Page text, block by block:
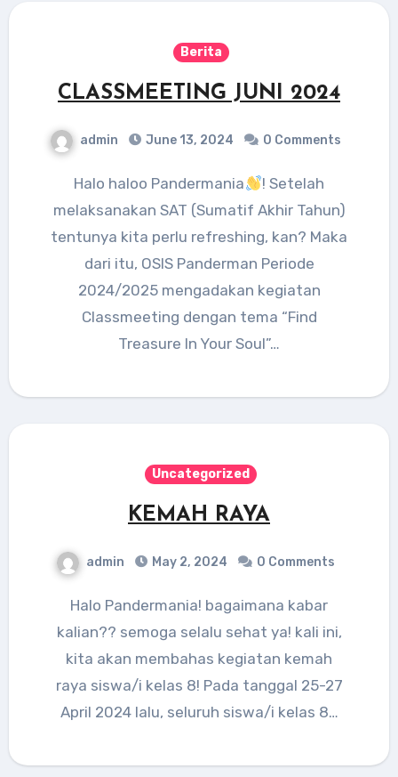
Berita
CLASSMEETING JUNI 2024
admin June 13, 2024 0 Comments
Halo haloo Pandermania
! Setelah
melaksanakan SAT (Sumatif Akhir Tahun)
tentunya kita perlu refreshing, kan? Maka
dari itu, OSIS Panderman Periode
2024/2025 mengadakan kegiatan
Classmeeting dengan tema “Find
Treasure In Your Soul”…
Uncategorized
KEMAH RAYA
admin May 2, 2024 0 Comments
Halo Pandermania! bagaimana kabar
kalian?? semoga selalu sehat ya! kali ini,
kita akan membahas kegiatan kemah
raya siswa/i kelas 8! Pada tanggal 25-27
April 2024 lalu, seluruh siswa/i kelas 8…